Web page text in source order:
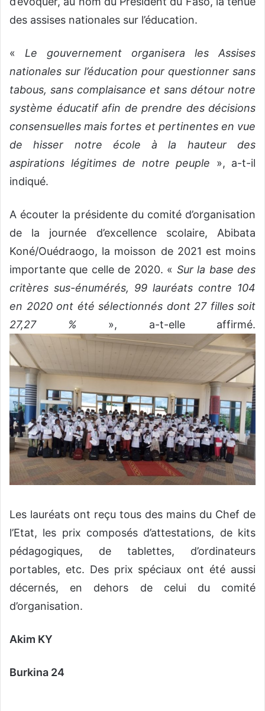
des assises nationales sur l’éducation.
« Le gouvernement organisera les Assises
nationales sur l’éducation pour questionner sans
tabous, sans complaisance et sans détour notre
système éducatif afin de prendre des décisions
consensuelles mais fortes et pertinentes en vue
de hisser notre école à la hauteur des
aspirations légitimes de notre peuple », a-t-il
indiqué.
A écouter la présidente du comité d’organisation
de la journée d’excellence scolaire, Abibata
Koné/Ouédraogo, la moisson de 2021 est moins
importante que celle de 2020. « Sur la base des
critères sus-énumérés, 99 lauréats contre 104
en 2020 ont été sélectionnés dont 27 filles soit
27,27 % », a-t-elle affirmé.
Les lauréats ont reçu tous des mains du Chef de
l’Etat, les prix composés d’attestations, de kits
pédagogiques, de tablettes, d’ordinateurs
portables, etc. Des prix spéciaux ont été aussi
décernés, en dehors de celui du comité
d’organisation.
Akim KY
Burkina 24